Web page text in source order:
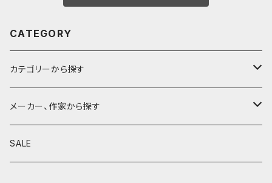
CATEGORY
カテゴリーから探す
鉛筆
鉛筆補助軸
メーカー、作家から探す
590&Co.
SALE